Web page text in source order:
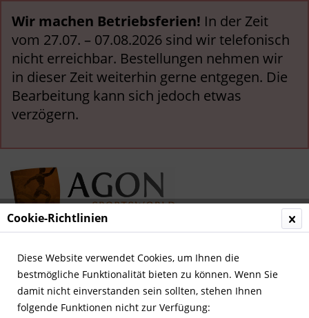
Wir machen Betriebsferien! In der Zeit
vom 27.07. – 07.08.2026 sind wir telefonisch
nicht erreichbar. Bestellungen nehmen wir
in dieser Zeit weiterhin gerne entgegen. Die
Bearbeitung kann sich jedoch etwas
verzögern.
Menü
Übersicht Deutsche Nationalspieler
Cookie-Richtlinien
Diese Website verwendet Cookies, um Ihnen die
bestmögliche Funktionalität bieten zu können. Wenn Sie
damit nicht einverstanden sein sollten, stehen Ihnen
folgende Funktionen nicht zur Verfügung: